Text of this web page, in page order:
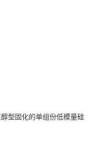
型固化的单组份低模量硅